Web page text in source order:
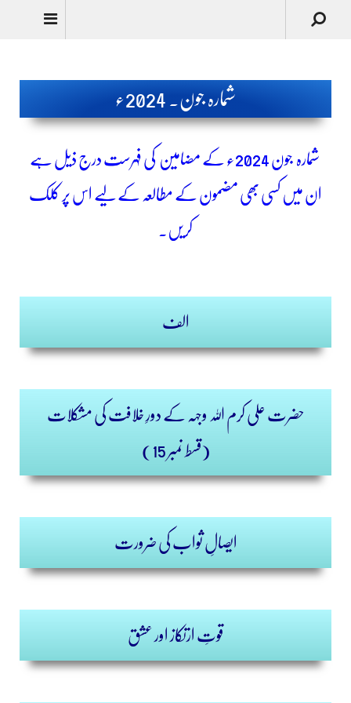
شمارہ جون۔ 2024ء
شمارہ جون 2024ء کے مضامین کی فہرست درج ذیل ہے
ان میں کسی بھی مضمون کے مطالعہ کے لیے اس پر کلک
کریں۔
الف
حضرت علی کرم اللہ وجہہ کے دورِ خلافت کی مشکلات
(قسط نمبر 15)
ایصالِ ثواب کی ضرورت
قوتِ ارتکاز اور عشق